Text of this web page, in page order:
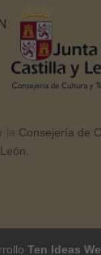
la Consejería de
Ten Ideas